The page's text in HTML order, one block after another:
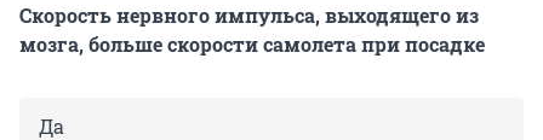
Скорость нервного импульса, выходящего из
мозга, больше скорости самолета при посадке
Да